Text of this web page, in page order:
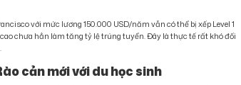
với mức lương 150.000 USD/năm vẫn có thể bị xếp Level 1
chưa hẳn làm tăng tỷ lệ trúng tuyển. Đây là thực tế rất khó đối
cản mới với du học sinh